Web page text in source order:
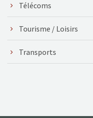
Télécoms
Tourisme / Loisirs
Transports